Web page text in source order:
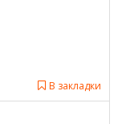
В закладки